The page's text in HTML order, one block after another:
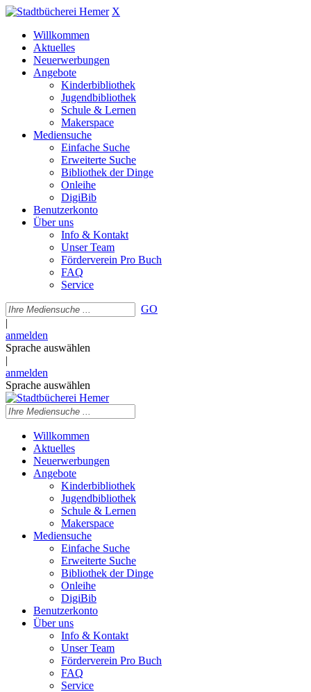
X
Willkommen
Aktuelles
Neuerwerbungen
Angebote
Kinderbibliothek
Jugendbibliothek
Schule & Lernen
Makerspace
Mediensuche
Einfache Suche
Erweiterte Suche
Bibliothek der Dinge
Onleihe
DigiBib
Benutzerkonto
Über uns
Info & Kontakt
Unser Team
Förderverein Pro Buch
FAQ
Service
GO
|
anmelden
Sprache auswählen
|
anmelden
Sprache auswählen
Willkommen
Aktuelles
Neuerwerbungen
Angebote
Kinderbibliothek
Jugendbibliothek
Schule & Lernen
Makerspace
Mediensuche
Einfache Suche
Erweiterte Suche
Bibliothek der Dinge
Onleihe
DigiBib
Benutzerkonto
Über uns
Info & Kontakt
Unser Team
Förderverein Pro Buch
FAQ
Service